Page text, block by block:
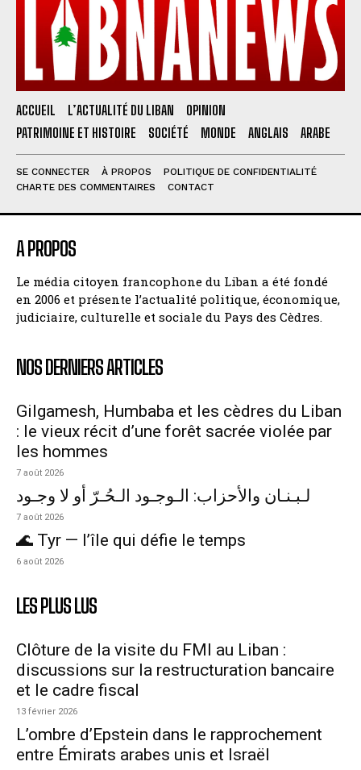
ACCUEIL L’ACTUALITÉ DU LIBAN
OPINION
PATRIMOINE ET HISTOIRE
SOCIÉTÉ MONDE ANGLAIS ARABE
SE CONNECTER À PROPOS
POLITIQUE DE CONFIDENTIALITÉ
CHARTE DES COMMENTAIRES
CONTACT
A PROPOS
Le média citoyen francophone du Liban a été fondé
en 2006 et présente l’actualité politique, économique,
judiciaire, culturelle et sociale du Pays des Cèdres.
NOS DERNIERS ARTICLES
Gilgamesh, Humbaba et les cèdres du Liban
: le vieux récit d’une forêt sacrée violée par
les hommes
7 août 2026
لـبـنـان والأحزاب: الـوجـود الـحُـرّ أو لا وجـود
7 août 2026
🌊 Tyr — l’île qui défie le temps
6 août 2026
LES PLUS LUS
Clôture de la visite du FMI au Liban :
discussions sur la restructuration bancaire
et le cadre fiscal
13 février 2026
L’ombre d’Epstein dans le rapprochement
entre Émirats arabes unis et Israël